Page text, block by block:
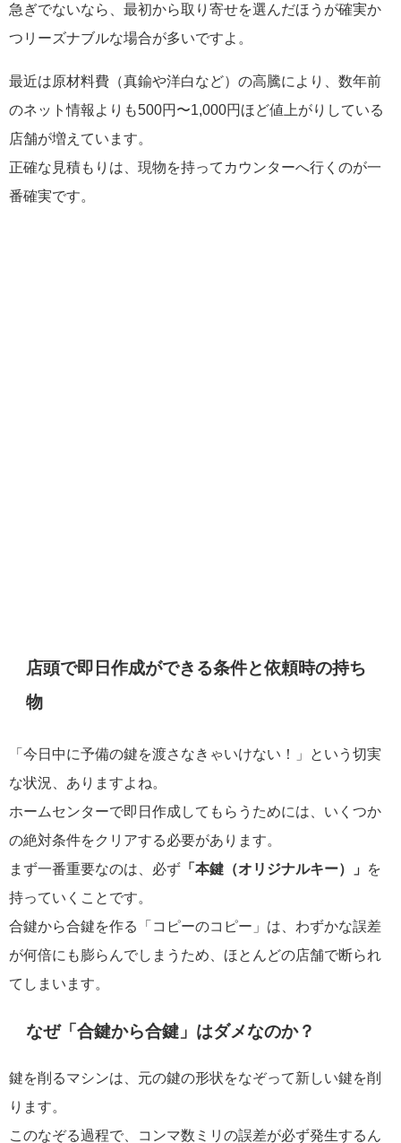
急ぎでないなら、最初から取り寄せを選んだほうが確実か
つリーズナブルな場合が多いですよ。
最近は原材料費（真鍮や洋白など）の高騰により、数年前
のネット情報よりも500円〜1,000円ほど値上がりしている
店舗が増えています。
正確な見積もりは、現物を持ってカウンターへ行くのが一
番確実です。
店頭で即日作成ができる条件と依頼時の持ち
物
「今日中に予備の鍵を渡さなきゃいけない！」という切実
な状況、ありますよね。
ホームセンターで即日作成してもらうためには、いくつか
の絶対条件をクリアする必要があります。
まず一番重要なのは、必ず 「本鍵（オリジナルキー）」
を
持っていくことです。
合鍵から合鍵を作る「コピーのコピー」は、わずかな誤差
が何倍にも膨らんでしまうため、ほとんどの店舗で断られ
てしまいます。
なぜ「合鍵から合鍵」はダメなのか？
鍵を削るマシンは、元の鍵の形状をなぞって新しい鍵を削
ります。
このなぞる過程で、コンマ数ミリの誤差が必ず発生するん